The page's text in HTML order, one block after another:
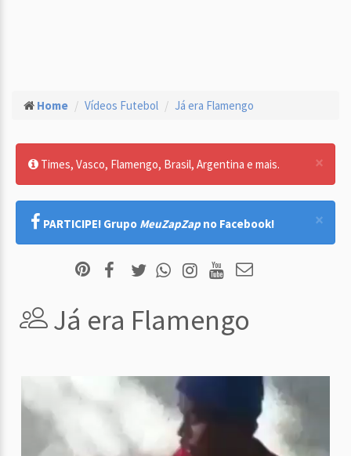
Home Vídeos Futebol Já era Flamengo
×
Times, Vasco, Flamengo, Brasil, Argentina e mais.
×
PARTICIPE! Grupo MeuZapZap no Facebook!
Já era Flamengo